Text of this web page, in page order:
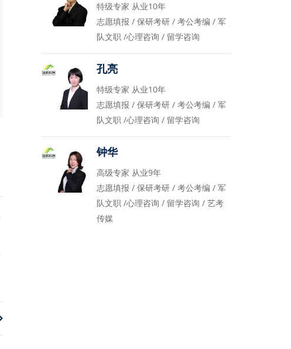
特级专家 从业10年
志愿填报 / 保研考研 / 考公考编 / 军
队文职 /心理咨询 / 留学咨询
孔亮
特级专家 从业10年
志愿填报 / 保研考研 / 考公考编 / 军
队文职 /心理咨询 / 留学咨询
钟华
高级专家 从业9年
志愿填报 / 保研考研 / 考公考编 / 军
队文职 /心理咨询 / 留学咨询 / 艺考
传媒